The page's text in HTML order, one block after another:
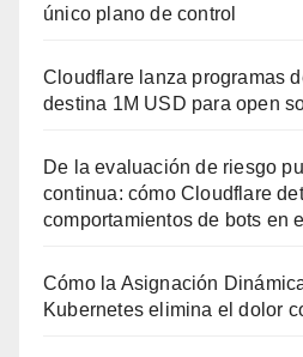
único plano de control
Cloudflare lanza programas
destina 1M USD para open
De la evaluación de riesgo
continua: cómo Cloudflare
comportamientos de bots en
Cómo la Asignación
Kubernetes elimina el dolor